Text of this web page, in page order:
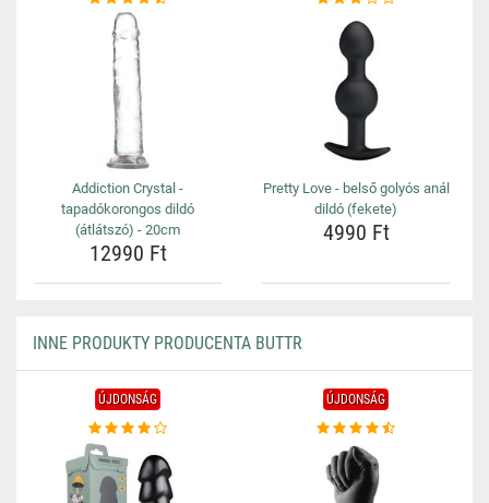
Addiction Crystal -
tapadókorongos dildó
(átlátszó) - 20cm
12990 Ft
Pretty Love - belső golyós anál
dildó (fekete)
4990 Ft
INNE PRODUKTY PRODUCENTA BUTTR
ÚJDONSÁG ÚJDONSÁG